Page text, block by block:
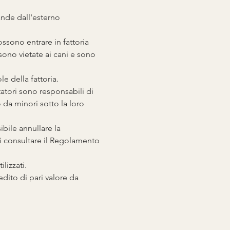
dall'esterno
entrare in fattoria
vietate ai cani e sono
della fattoria.
sono responsabili di
da minori sotto la loro
annullare la
il Regolamento
di pari valore da